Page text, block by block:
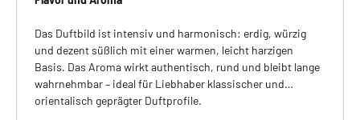
Das Duftbild ist intensiv und harmonisch: erdig, würzig
und dezent süßlich mit einer warmen, leicht harzigen
Basis. Das Aroma wirkt authentisch, rund und bleibt lange
wahrnehmbar – ideal für Liebhaber klassischer und
orientalisch geprägter Duftprofile.